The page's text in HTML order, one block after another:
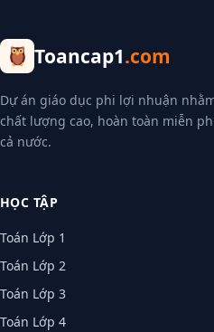
Toancap1.com
Dự án giáo dục phi lợi nhuận
chất lượng cao, hoàn toàn miễn
cả nước.
HỌC TẬP
Toán Lớp 1
Toán Lớp 2
Toán Lớp 3
Toán Lớp 4